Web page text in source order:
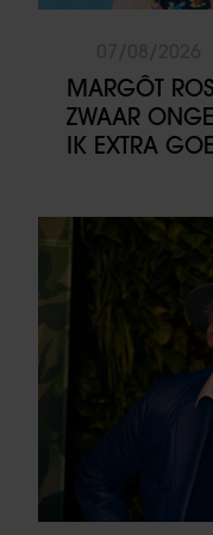
MARGÔT
ZWAAR
IK EXTRA